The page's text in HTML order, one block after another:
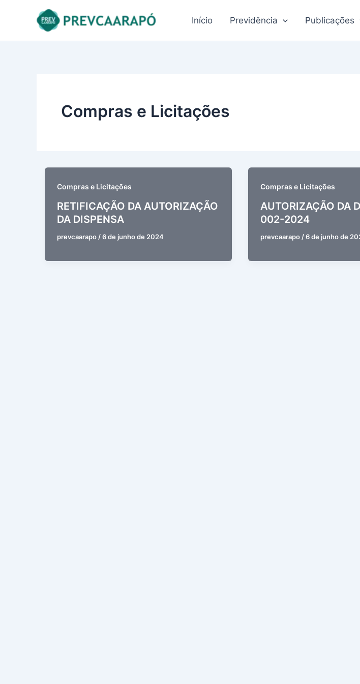
Início Previdência Publicações
Compras e Licitações
Compras e Licitações
RETIFICAÇÃO DA AUTORIZAÇÃO
DA DISPENSA
prevcaarapo /6 de junho de 2024
Compras e Licitações
AUTORIZAÇÃO DA
002-2024
prevcaarapo /6 de junho de